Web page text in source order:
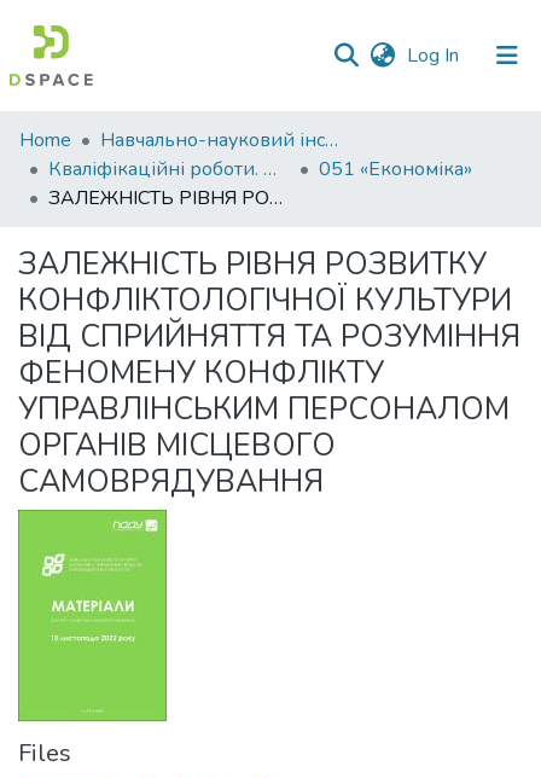
Log In (current)
Communities
&
Collections
Statistics
Home
Навчально-науковий інститут економіки, управління, права та інформаційних технологій
Кваліфікаційні роботи. ННІ економіки, управління, права та ІТ
051 «Економіка»
ЗАЛЕЖНІСТЬ РІВНЯ РОЗВИТКУ КОНФЛІКТОЛОГІЧНОЇ КУЛЬТУРИ ВІД СПРИЙНЯТТЯ ТА РОЗУМІННЯ ФЕНОМЕНУ КОНФЛІКТУ УПРАВЛІНСЬКИМ ПЕРСОНАЛОМ ОРГАНІВ МІСЦЕВОГО САМОВРЯДУВАННЯ
ЗАЛЕЖНІСТЬ РІВНЯ РОЗВИТКУ
КОНФЛІКТОЛОГІЧНОЇ КУЛЬТУРИ
ВІД СПРИЙНЯТТЯ ТА РОЗУМІННЯ
ФЕНОМЕНУ КОНФЛІКТУ
УПРАВЛІНСЬКИМ ПЕРСОНАЛОМ
ОРГАНІВ МІСЦЕВОГО
САМОВРЯДУВАННЯ
Files